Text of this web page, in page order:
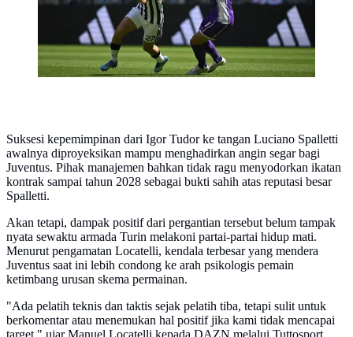
Suksesi kepemimpinan dari Igor Tudor ke tangan Luciano Spalletti
awalnya diproyeksikan mampu menghadirkan angin segar bagi
Juventus. Pihak manajemen bahkan tidak ragu menyodorkan ikatan
kontrak sampai tahun 2028 sebagai bukti sahih atas reputasi besar
Spalletti.
Akan tetapi, dampak positif dari pergantian tersebut belum tampak
nyata sewaktu armada Turin melakoni partai-partai hidup mati.
Menurut pengamatan Locatelli, kendala terbesar yang mendera
Juventus saat ini lebih condong ke arah psikologis pemain
ketimbang urusan skema permainan.
"Ada pelatih teknis dan taktis sejak pelatih tiba, tetapi sulit untuk
berkomentar atau menemukan hal positif jika kami tidak mencapai
target," ujar Manuel Locatelli kepada DAZN melalui Tuttosport.